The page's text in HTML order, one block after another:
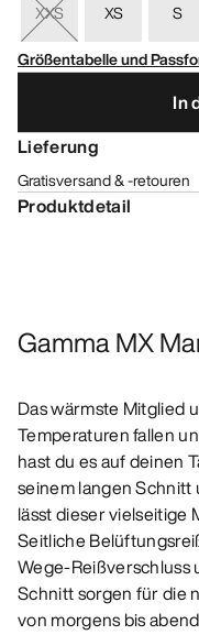
XXS XS S
Größentabelle und
In
Lieferung
Gratisversand & -retouren
Produktdetail
Gamma MX
Das wärmste Mitglied
Temperaturen fallen
hast du es auf deinen
seinem langen
lässt dieser vielseitige
Seitliche
Wege-
Schnitt sorgen für die
von morgens bis